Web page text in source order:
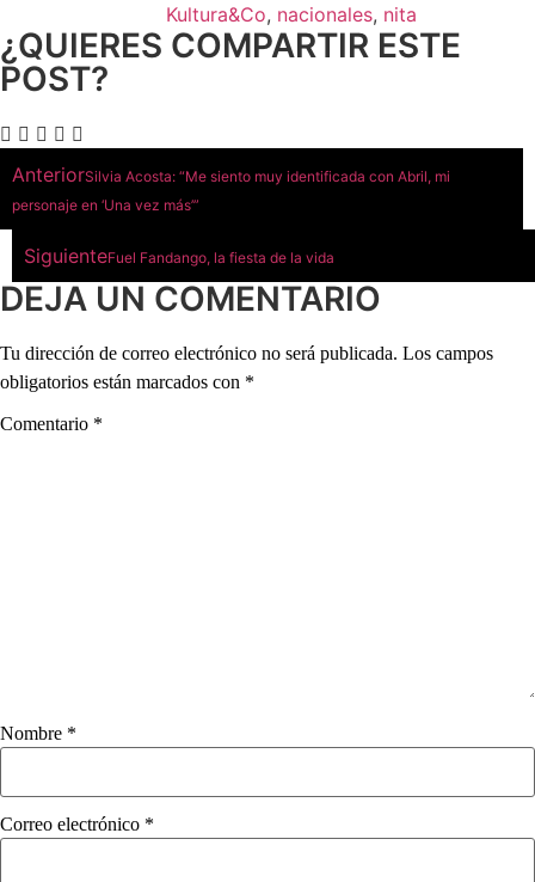
Kultura&Co, nacionales, nita
¿QUIERES COMPARTIR ESTE
POST?
AnteriorSilvia Acosta: “Me siento muy identificada con Abril, mi
personaje en ‘Una vez más’”
SiguienteFuel Fandango, la fiesta de la vida
DEJA UN COMENTARIO
Tu dirección de correo electrónico no será publicada. Los campos
obligatorios están marcados con *
Comentario *
Nombre *
Correo electrónico *